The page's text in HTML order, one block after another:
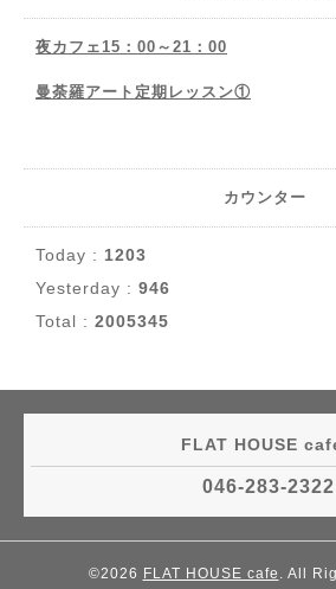
夜カフェ15：00～21：00
曼荼羅アート定期レッスン①
カウンター
Today : 1203
Yesterday : 946
Total : 2005345
FLAT HOUSE
046-283-2322
©2026 FLAT HOUSE cafe . All